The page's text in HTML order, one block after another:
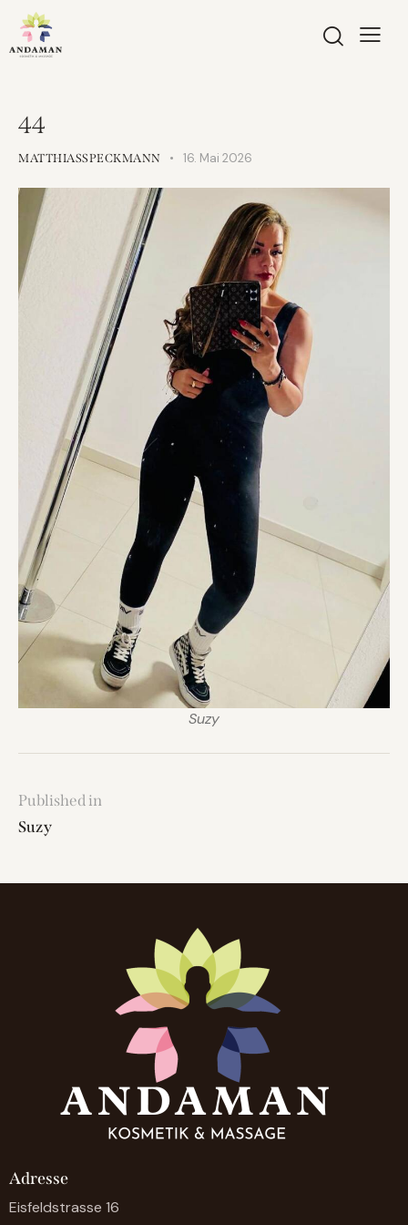
44
MATTHIASSPECKMANN 16. Mai 2026
Suzy
Published in
Suzy
Adresse
Eisfeldstrasse 16